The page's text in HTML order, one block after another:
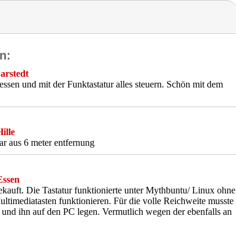
und mit der Funktastatur alles steuern. Schön mit dem
aus 6 meter entfernung
Die Tastatur funktionierte unter Mythbuntu/ Linux ohne
funktionieren. Für die volle Reichweite musste
ihn auf den PC legen. Vermutlich wegen der ebenfalls an